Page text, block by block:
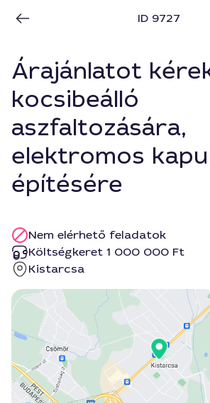
ID 9727
Árajánlatot
kocsibeálló
aszfaltozására,
elektromos
építésére
Nem elérhető feladatok
Költségkeret 1 000 000 Ft
Kistarcsa